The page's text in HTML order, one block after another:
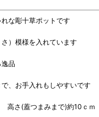
な彫十草ポットです
）模様を入れています
品
、お手入れもしやすいです
高さ(蓋つまみまで)約10ｃｍ